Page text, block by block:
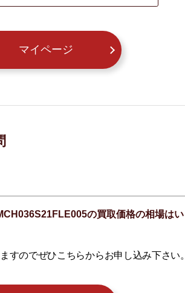
マイページ
の買取価格の相場は
すのでぜひこちらからお申し込み下さい。